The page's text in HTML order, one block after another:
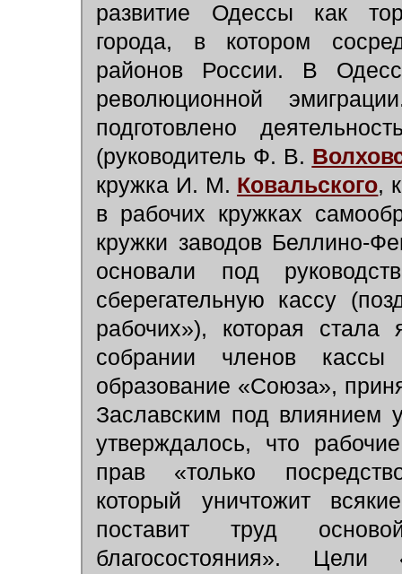
развитие Одессы как
города, в котором
районов России. В
революционной
подготовлено
(руководитель Ф. В.
кружка И. М. Ковальского,
в рабочих кружках
кружки заводов Беллино-
основали под
сберегательную кассу
рабочих»), которая
собрании членов
образование «Союза»,
Заславским под влиянием
утверждалось, что
прав «только
который уничтожит
поставит труд
благосостояния».